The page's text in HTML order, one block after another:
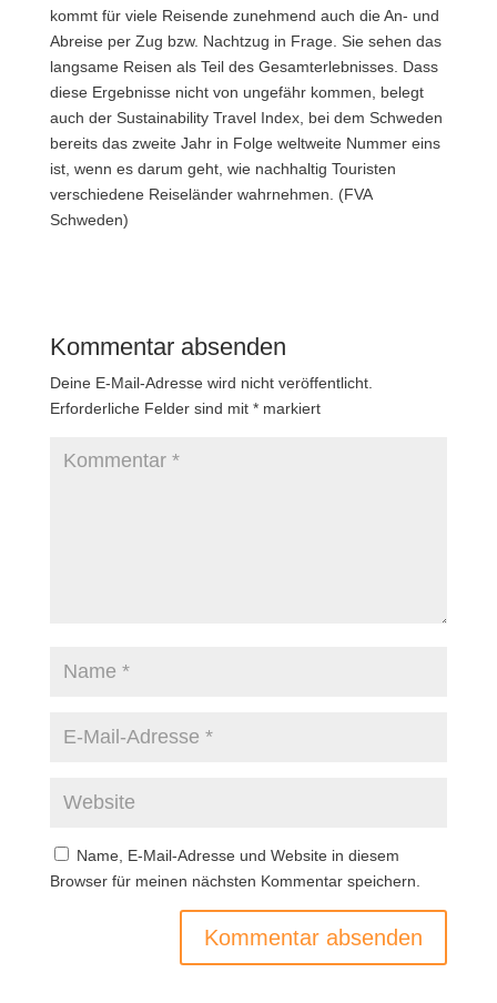
kommt für viele Reisende zunehmend auch die An- und
Abreise per Zug bzw. Nachtzug in Frage. Sie sehen das
langsame Reisen als Teil des Gesamterlebnisses. Dass
diese Ergebnisse nicht von ungefähr kommen, belegt
auch der Sustainability Travel Index, bei dem Schweden
bereits das zweite Jahr in Folge weltweite Nummer eins
ist, wenn es darum geht, wie nachhaltig Touristen
verschiedene Reiseländer wahrnehmen. (FVA
Schweden)
Kommentar absenden
Deine E-Mail-Adresse wird nicht veröffentlicht.
Erforderliche Felder sind mit *markiert
Name, E-Mail-Adresse und Website in diesem
Browser für meinen nächsten Kommentar speichern.